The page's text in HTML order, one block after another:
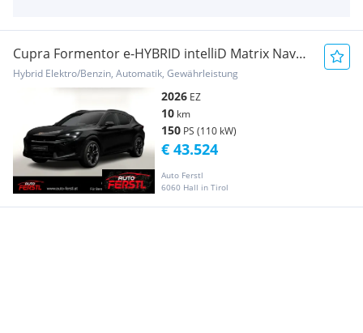
Cupra Formentor e-HYBRID intelliD Matrix Nav
Dinamica
Hybrid Elektro/Benzin, Automatik, Gewährleistung
2026 EZ
10 km
150 PS (110 kW)
Auto Ferstl
6060 Hall in Tirol
€ 43.524